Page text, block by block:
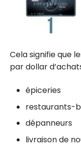
Cela signifie que
par dollar
épiceries
restaurants-
dépanneurs
livraison de